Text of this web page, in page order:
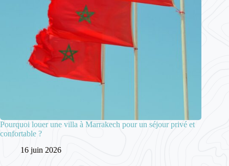
Pourquoi louer une villa à Marrakech pour un séjour privé et
confortable ?
16 juin 2026